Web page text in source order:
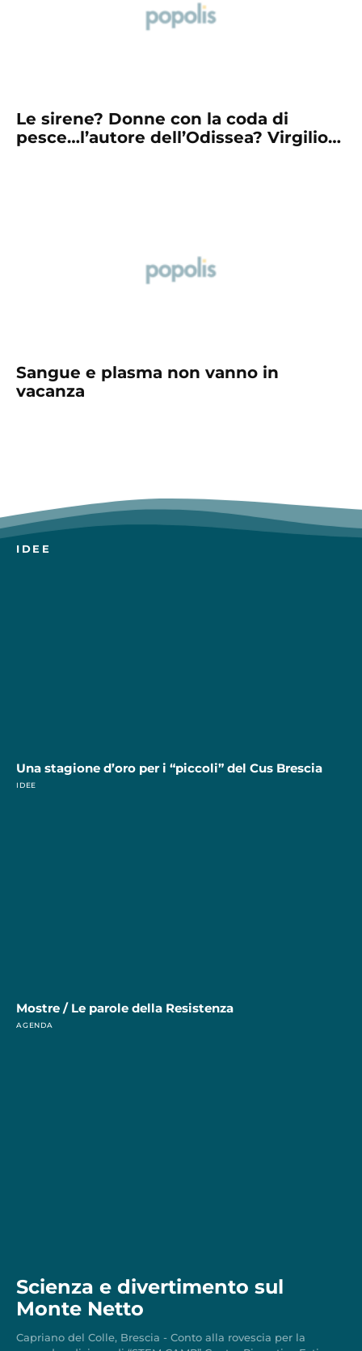
Le sirene? Donne con la coda di
pesce…l’autore dell’Odissea? Virgilio…
Sangue e plasma non vanno in
vacanza
IDEE
Una stagione d’oro per i “piccoli” del Cus Brescia
IDEE
Mostre / Le parole della Resistenza
AGENDA
Scienza e divertimento sul
Monte Netto
Capriano del Colle, Brescia - Conto alla rovescia per la